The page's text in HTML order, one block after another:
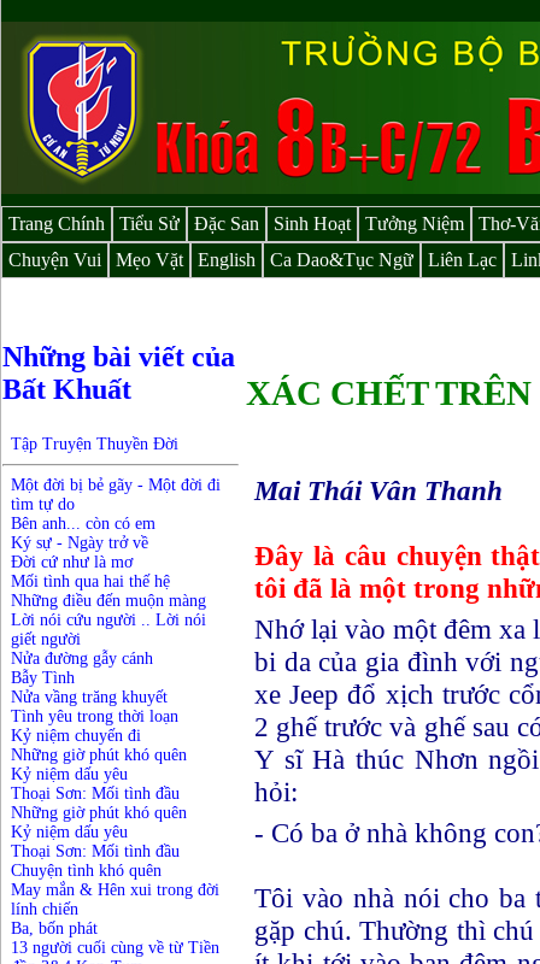
Trang Chính Tiểu Sử Đặc San Sinh Hoạt Tưởng Niệm
Thơ-
Chuyện Vui
Mẹo Vặt English Ca Dao&Tục Ngữ Liên Lạc
Những bài viết của
Bất Khuất
Tập Truyện Thuyền Đời
Một đời bị bẻ gãy - Một đời đi
tìm tự do
Bên anh... còn có em
Ký sự - Ngày trở về
Đời cứ như là mơ
Mối tình qua hai thế hệ
Những điều đến muộn màng
Lời nói cứu người .. Lời nói
giết người
Nửa đường gẫy cánh
Bẫy Tình
Nửa vầng trăng khuyết
Tình yêu trong thời loạn
Kỷ niệm chuyến đi
Những giờ phút khó quên
Kỷ niệm dấu yêu
Thoại Sơn: Mối tình đầu
Những giờ phút khó quên
Kỷ niệm dấu yêu
Thoại Sơn: Mối tình đầu
Chuyện tình khó quên
May mắn & Hên xui trong đời
lính chiến
Ba, bốn phát
13 người cuối cùng về từ Tiền
XÁC CHẾT
Mai Thái Vân Thanh
Đây là câu chuyện
tôi đã là một trong
Nhớ lại vào một đêm xa
bi da của gia đình với
xe Jeep đổ xịch trước
2 ghế trước và ghế sau
Y sĩ Hà thúc Nhơn
hỏi:
- Có ba ở nhà không
Tôi vào nhà nói cho ba
gặp chú. Thường thì